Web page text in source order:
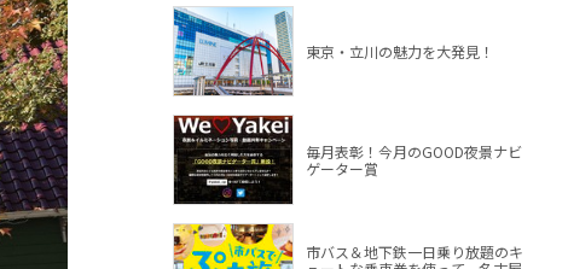
東京・立川の魅力を大発見！
毎月表彰！今月のGOOD夜景ナビ
ゲーター賞
市バス＆地下鉄一日乗り放題のキ